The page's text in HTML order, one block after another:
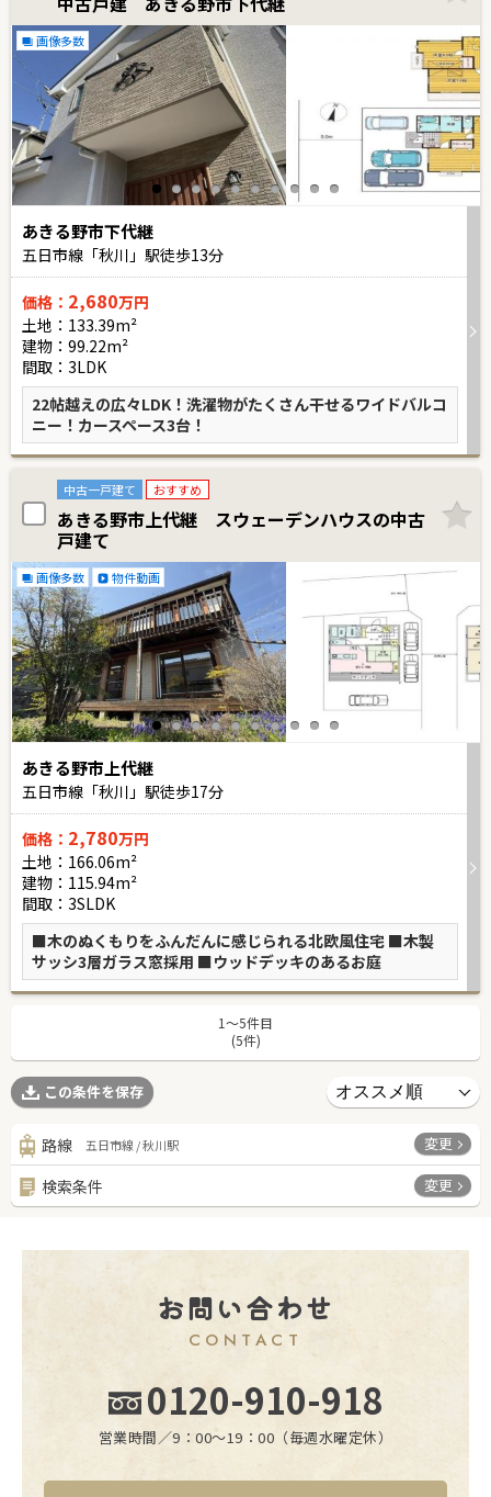
画像多数
あきる野市下代継
五日市線「秋川」駅徒歩13分
価格： 2,680万円
土地：133.39m²
建物：99.22m²
間取：3LDK
22帖越えの広々LDK！洗濯物がたくさん干せるワイドバルコ
ニー！カースペース3台！
中古一戸建て おすすめ
あきる野市上代継 スウェーデンハウスの中古
戸建て
画像多数 物件動画
あきる野市上代継
五日市線「秋川」駅徒歩17分
価格： 2,780万円
土地：166.06m²
建物：115.94m²
間取：3SLDK
■木のぬくもりをふんだんに感じられる北欧風住宅 ■木製
サッシ3層ガラス窓採用 ■ウッドデッキのあるお庭
1〜5件目
(5件)
この条件を保存
路線 五日市線 / 秋川駅 変更
検索条件 変更
お問い合わせ
CONTACT
0120-910-918
営業時間／9：00〜19：00（毎週水曜定休）